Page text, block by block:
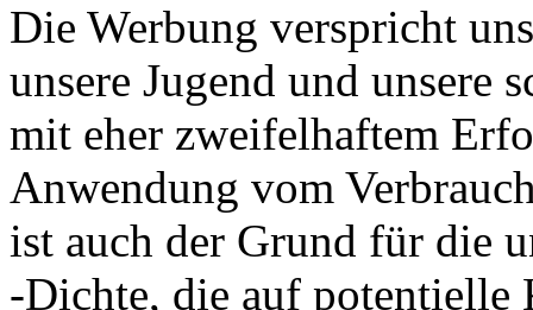
Die Werbung verspricht
unsere Jugend und unsere
mit eher zweifelhaftem
Anwendung vom
ist auch der Grund für die
-Dichte, die auf potentielle